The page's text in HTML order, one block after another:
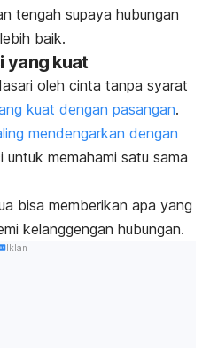
tengah supaya hubungan
baik.
yang kuat
oleh cinta tanpa syarat
kuat dengan pasangan.
mendengarkan dengan
untuk memahami satu sama
bisa memberikan apa yang
kelanggengan hubungan.
Iklan